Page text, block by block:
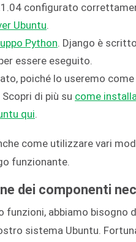
configurato
Ubuntu
Python . Django è
essere eseguito.
poiché lo useremo
di più su come
qui
come utilizzare vari
funzionante.
dei componenti
abbiamo bisogno
sistema Ubuntu.